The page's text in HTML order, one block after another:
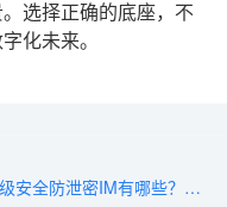
选择正确的底座，不
化未来。
企业级安全防泄密IM有哪些？主流平台特性一览与适用场景分析